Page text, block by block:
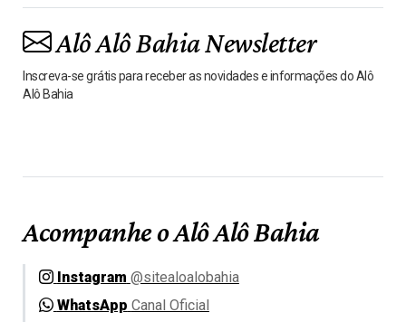
Alô Alô Bahia Newsletter
Inscreva-se grátis para receber as novidades e informações do Alô
Alô Bahia
Acompanhe o Alô Alô Bahia
Instagram @sitealoalobahia
WhatsApp Canal Oficial